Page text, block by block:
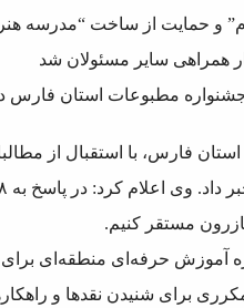
و حمایت از ساخت “مدرسه
همراهی سایر مسئولان شد
مطبوعات استان فارس
فارس، با استقبال از
مستقر کنیم.
آموزش حرفه‌ای منطقه‌ای
برای شنیدن نقدها و